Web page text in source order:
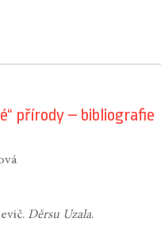
přírody – bibliografie
Děrsu Uzala.